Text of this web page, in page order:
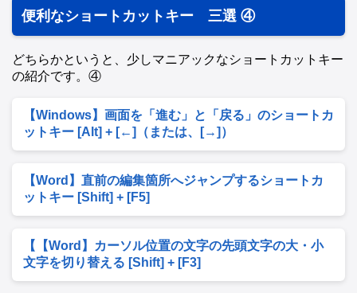
便利なショートカットキー 三選 ④
どちらかというと、少しマニアックなショートカットキー
の紹介です。④
【Windows】画面を「進む」と「戻る」のショートカ
ットキー [Alt] + [←]（または、[→]）
【Word】直前の編集箇所へジャンプするショートカ
ットキー [Shift] + [F5]
【【Word】カーソル位置の文字の先頭文字の大・小
文字を切り替える [Shift] + [F3]